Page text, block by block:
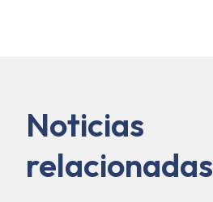
Noticias
relacionadas